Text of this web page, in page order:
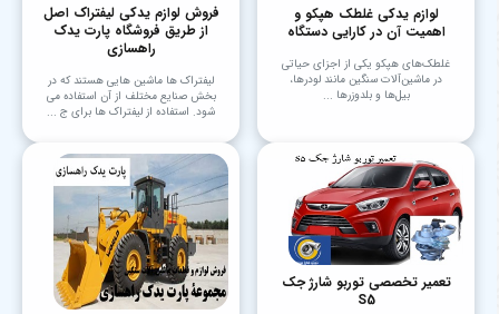
لوازم یدکی غلطک هپکو و
اهمیت آن در کارایی دستگاه
غلطک‌های هپکو یکی از اجزای حیاتی
در ماشین‌آلات سنگین مانند لودرها،
بیل‌ها و بلدوزرها ...
فروش لوازم یدکی لیفتراک اصل
از طریق فروشگاه پارت یدک
راهسازی
لیفتراک ها ماشین هایی هستند که در
بخش صنایع مختلف از آن استفاده می
شود. استفاده از لیفتراک ها برای ج ...
تعمیر تخصصی توربو شارژ جک
S5